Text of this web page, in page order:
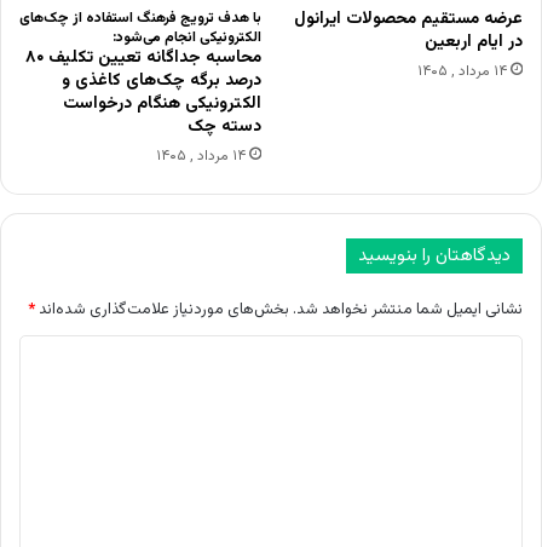
عرضه مستقیم محصولات ایرانول
در ایام اربعین
۱۴ مرداد , ۱۴۰۵
با هدف ترویج فرهنگ استفاده از چک‌های
الکترونیکی انجام می‌شود:
محاسبه جداگانه تعیین تکلیف ۸۰
درصد برگه چک‌های کاغذی و
الکترونیکی هنگام درخواست
دسته چک
۱۴ مرداد , ۱۴۰۵
دیدگاهتان را بنویسید
نشانی ایمیل شما منتشر نخواهد شد. بخش‌های موردنیاز علامت‌گذاری شده‌اند *